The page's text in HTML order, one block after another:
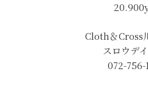
Cloth＆Cross
スロウデ
072-756-